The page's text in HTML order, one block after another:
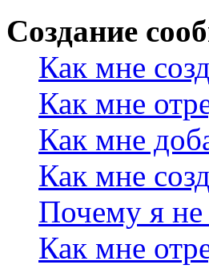
Создание
Как мне
Как мне
Как мне
Как мне
Почему я не
Как мне